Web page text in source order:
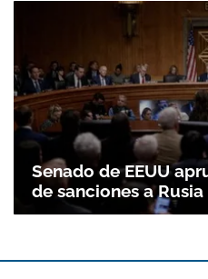
Senado de EEUU
de sanciones a Rusia